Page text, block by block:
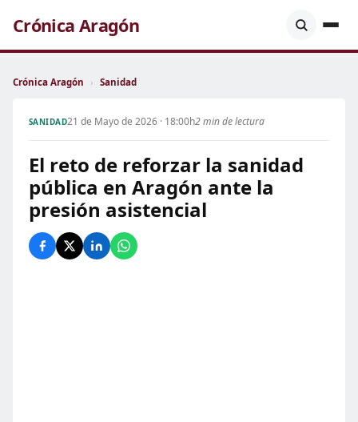
Crónica Aragón
Crónica Aragón › Sanidad
SANIDAD21 de Mayo de 2026 · 18:00h2 min de lectura
El reto de reforzar la sanidad
pública en Aragón ante la
presión asistencial